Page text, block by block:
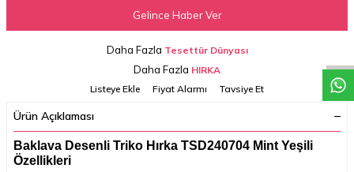
W
h
a
t
a
p
p
D
e
s
t
e
H
a
t
t
Gelince Haber Ver
Daha Fazla Tesettür Dünyası
Daha Fazla HIRKA
Listeye Ekle
Fiyat Alarmı Tavsiye Et
Ürün Açıklaması
Baklava Desenli Triko Hırka TSD240704 Mint Yeşili
Özellikleri